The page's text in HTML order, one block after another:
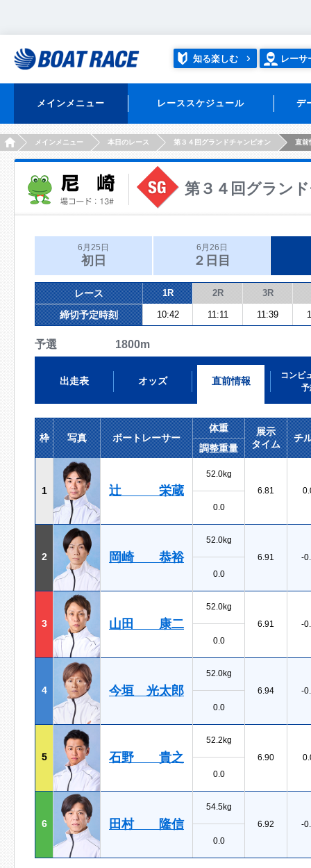
知る楽しむ レーサ
メインメニュー レーススケジュール デ
HOMEメインメニュー 本日のレース 第３４回グランドチャンピオン 直前
第３４回グラン
6月25日
初日
6月26日
２日目
レース 1R 2R 3R
締切予定時刻 10:42 11:11 11:39
予選 1800m
出走表 オッズ 直前情報
コンピ
予
枠 写真 ボートレーサー
体重
展示
タイム
チ
調整重量
1 辻 栄蔵
52.0kg
6.81
0.0
2 岡崎 恭裕
52.0kg
6.91
-
0.0
3 山田 康二
52.0kg
6.91
-
0.0
4 今垣 光太郎
52.0kg
6.94
-
0.0
5 石野 貴之
52.2kg
6.90
0.0
6 田村 隆信
54.5kg
6.92
-
0.0